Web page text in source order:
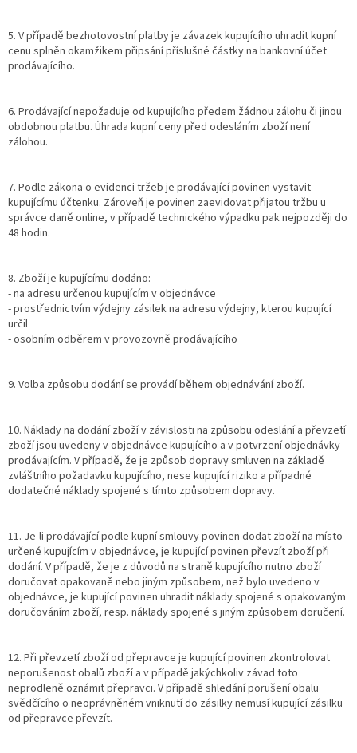
5. V případě bezhotovostní platby je závazek kupujícího uhradit kupní
cenu splněn okamžikem připsání příslušné částky na bankovní účet
prodávajícího.
6. Prodávající nepožaduje od kupujícího předem žádnou zálohu či jinou
obdobnou platbu. Úhrada kupní ceny před odesláním zboží není
zálohou.
7. Podle zákona o evidenci tržeb je prodávající povinen vystavit
kupujícímu účtenku. Zároveň je povinen zaevidovat přijatou tržbu u
správce daně online, v případě technického výpadku pak nejpozději do
48 hodin.
8. Zboží je kupujícímu dodáno:
- na adresu určenou kupujícím v objednávce
- prostřednictvím výdejny zásilek na adresu výdejny, kterou kupující
určil
- osobním odběrem v provozovně prodávajícího
9. Volba způsobu dodání se provádí během objednávání zboží.
10. Náklady na dodání zboží v závislosti na způsobu odeslání a převzetí
zboží jsou uvedeny v objednávce kupujícího a v potvrzení objednávky
prodávajícím. V případě, že je způsob dopravy smluven na základě
zvláštního požadavku kupujícího, nese kupující riziko a případné
dodatečné náklady spojené s tímto způsobem dopravy.
11. Je-li prodávající podle kupní smlouvy povinen dodat zboží na místo
určené kupujícím v objednávce, je kupující povinen převzít zboží při
dodání. V případě, že je z důvodů na straně kupujícího nutno zboží
doručovat opakovaně nebo jiným způsobem, než bylo uvedeno v
objednávce, je kupující povinen uhradit náklady spojené s opakovaným
doručováním zboží, resp. náklady spojené s jiným způsobem doručení.
12. Při převzetí zboží od přepravce je kupující povinen zkontrolovat
neporušenost obalů zboží a v případě jakýchkoliv závad toto
neprodleně oznámit přepravci. V případě shledání porušení obalu
svědčícího o neoprávněném vniknutí do zásilky nemusí kupující zásilku
od přepravce převzít.